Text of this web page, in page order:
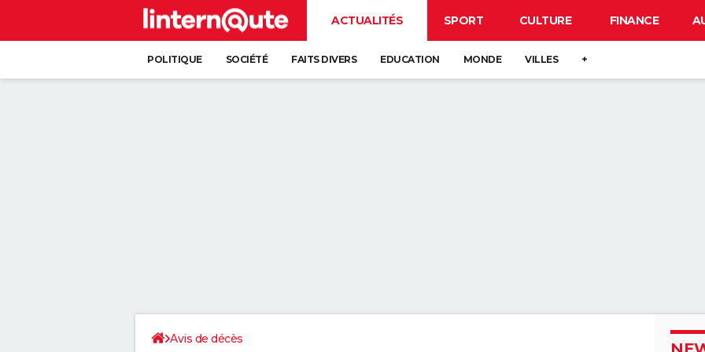
ACTUALITÉS SPORT CULTURE FINANCE
POLITIQUE SOCIÉTÉ FAITS DIVERS EDUCATION MONDE VILLES +
Avis de décès